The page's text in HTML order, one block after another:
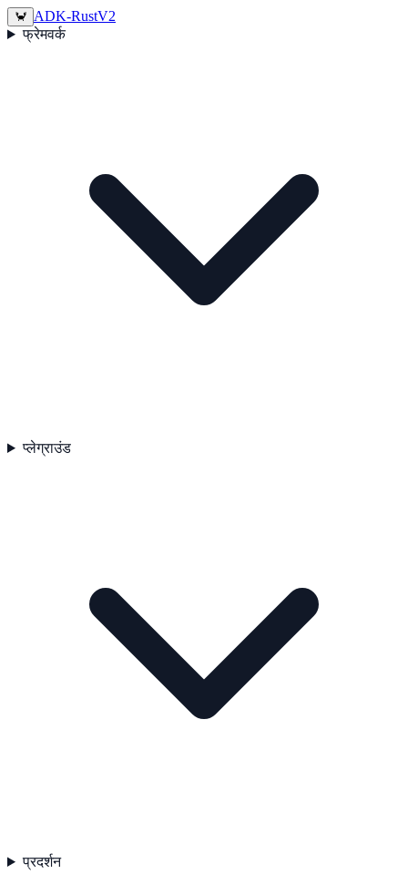
🦀 ADK-RustV2
फ्रेमवर्क
प्लेग्राउंड
प्रदर्शन